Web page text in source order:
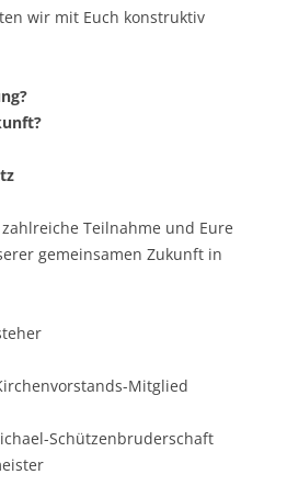
wir mit Euch konstruktiv
Teilnahme und Eure
gemeinsamen Zukunft in
Mitglied
Schützenbruderschaft